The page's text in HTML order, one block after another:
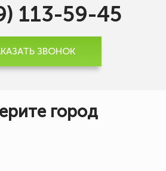
113-59-45
ЗВОНОК
город